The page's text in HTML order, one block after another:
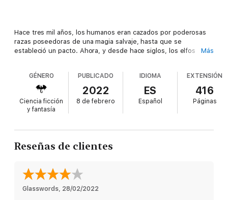
Hace tres mil años, los humanos eran cazados por poderosas
razas poseedoras de una magia salvaje, hasta que se
estableció un pacto. Ahora, y desde hace siglos, los elfos
Ser «la elegida» es interpretado como una sentencia de
muerte por la gente del pueblo. Una marca de la que Luella, de
infancia. En cambio, ha dedicado su vida a estudiar herbología y
convertirse en la única curandera del pueblo. Hasta que el Rey
Elfo llega inesperadamente… a buscarla.
Todo cuanto Luella pensaba que sabía sobre su vida y sobre sí
Más
GÉNERO
Ciencia ficción
y fantasía
PUBLICADO
2022
8 de febrero
IDIOMA
ES
Español
EXTENSIÓN
416
Páginas
Reseñas de clientes
Glasswords 28/02/2022